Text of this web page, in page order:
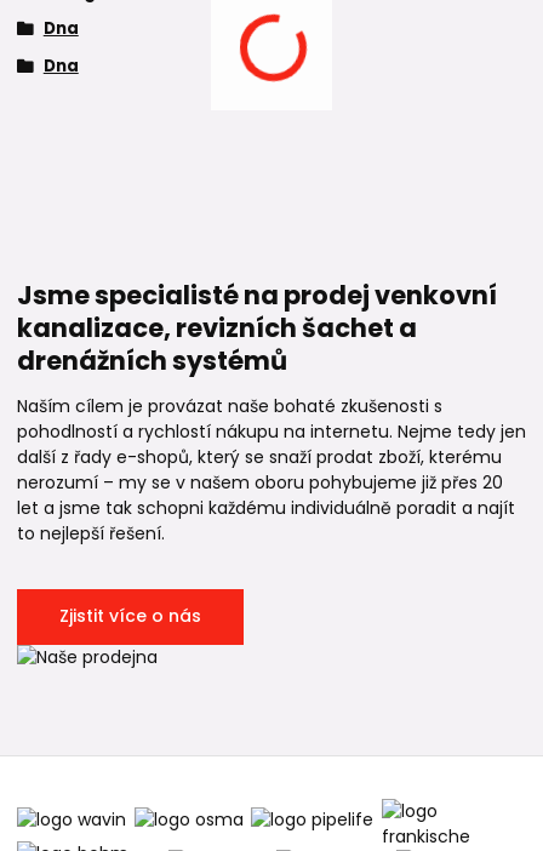
Dna
Dna
Jsme specialisté na prodej venkovní
kanalizace, revizních šachet a
drenážních systémů
Naším cílem je provázat naše bohaté zkušenosti s
pohodlností a rychlostí nákupu na internetu. Nejme tedy jen
další z řady e-shopů, který se snaží prodat zboží, kterému
nerozumí – my se v našem oboru pohybujeme již přes 20
let a jsme tak schopni každému individuálně poradit a najít
to nejlepší řešení.
Zjistit více o nás